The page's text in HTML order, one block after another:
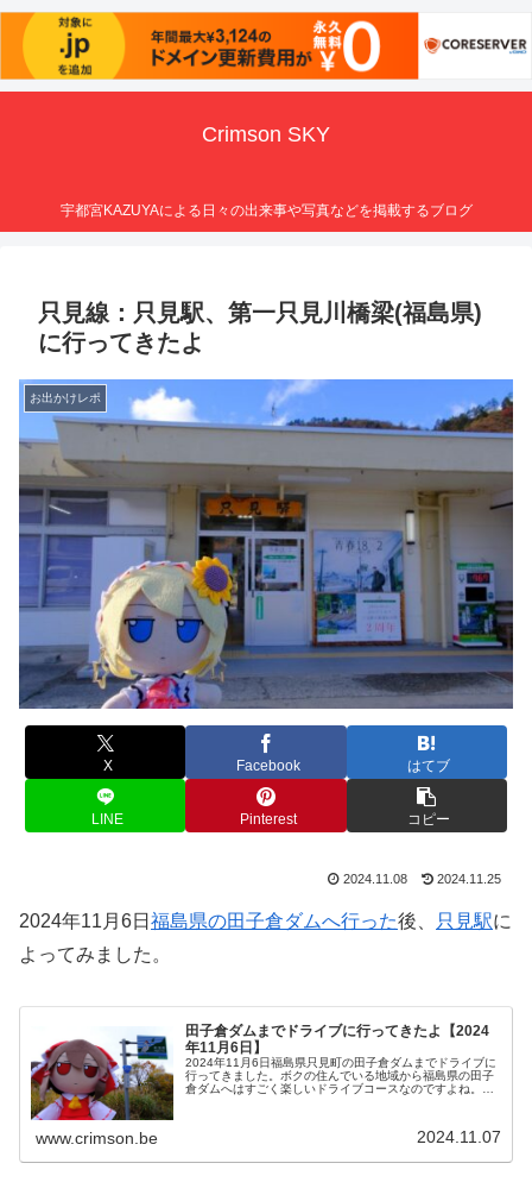
Crimson SKY
宇都宮KAZUYAによる日々の出来事や写真などを掲載するブログ
只見線：只見駅、第一只見川橋梁(福島県)
に行ってきたよ
お出かけレポ
X Facebook はてブ
LINE Pinterest コピー
2024.11.08 2024.11.25
2024年11月6日 福島県の田子倉ダムへ行った後、 只見駅に
よってみました。
田子倉ダムまでドライブに行ってきたよ【2024
年11月6日】
2024年11月6日福島県只見町の田子倉ダムまでドライブに
行ってきました。ボクの住んでいる地域から福島県の田子
倉ダムへはすごく楽しいドライブコースなのですよね。山
www.crimson.be 2024.11.07